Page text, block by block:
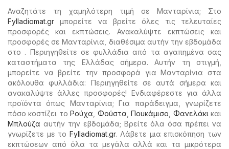
Αναζητάτε τη χαμηλότερη τιμή σε Μανταρίνια; Στο
Fylladiomat.gr μπορείτε να βρείτε όλες τις τελευταίες
προσφορές και εκπτώσεις. Ανακαλύψτε εκπτώσεις και
προσφορές σε Μανταρίνια, διαθέσιμα αυτήν την εβδομάδα
στο . Περιηγηθείτε σε φυλλάδια από τα αγαπημένα σας
καταστήματα της Ελλάδας σήμερα. Αυτήν τη στιγμή,
μπορείτε να βρείτε την προσφορά για Μανταρίνια στα
ακόλουθα φυλλάδια: Περιηγηθείτε σε αυτά σήμερα και
ανακαλύψτε άλλες προσφορές! Ενδιαφέρεστε για άλλα
προϊόντα όπως Μανταρίνια; Για παράδειγμα, γνωρίζετε
πόσο κοστίζει τοΡούχα Φούστα ,Πουκάμισο Φανελάκι και
Μπλούζα αυτήν την εβδομάδα; Βρείτε όλα όσα πρέπει να
γνωρίζετε με τοFylladiomat.gr. Λάβετε μια επισκόπηση των
εκπτώσεων από όλα τα μεγάλα αλλά και τα μικρότερα